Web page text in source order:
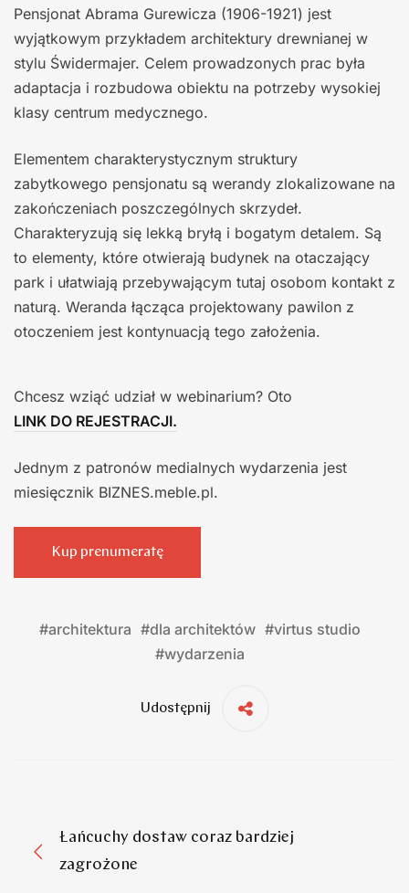
Pensjonat Abrama Gurewicza (1906-1921) jest
wyjątkowym przykładem architektury drewnianej w
stylu Świdermajer. Celem prowadzonych prac była
adaptacja i rozbudowa obiektu na potrzeby wysokiej
klasy centrum medycznego.
Elementem charakterystycznym struktury
zabytkowego pensjonatu są werandy zlokalizowane na
zakończeniach poszczególnych skrzydeł.
Charakteryzują się lekką bryłą i bogatym detalem. Są
to elementy, które otwierają budynek na otaczający
park i ułatwiają przebywającym tutaj osobom kontakt z
naturą. Weranda łącząca projektowany pawilon z
otoczeniem jest kontynuacją tego założenia.
Chcesz wziąć udział w webinarium? Oto
LINK DO REJESTRACJI.
Jednym z patronów medialnych wydarzenia jest
miesięcznik BIZNES.meble.pl.
Kup prenumeratę
#architektura #dla architektów #virtus studio
#wydarzenia
Udostępnij
Łańcuchy dostaw coraz bardziej
zagrożone